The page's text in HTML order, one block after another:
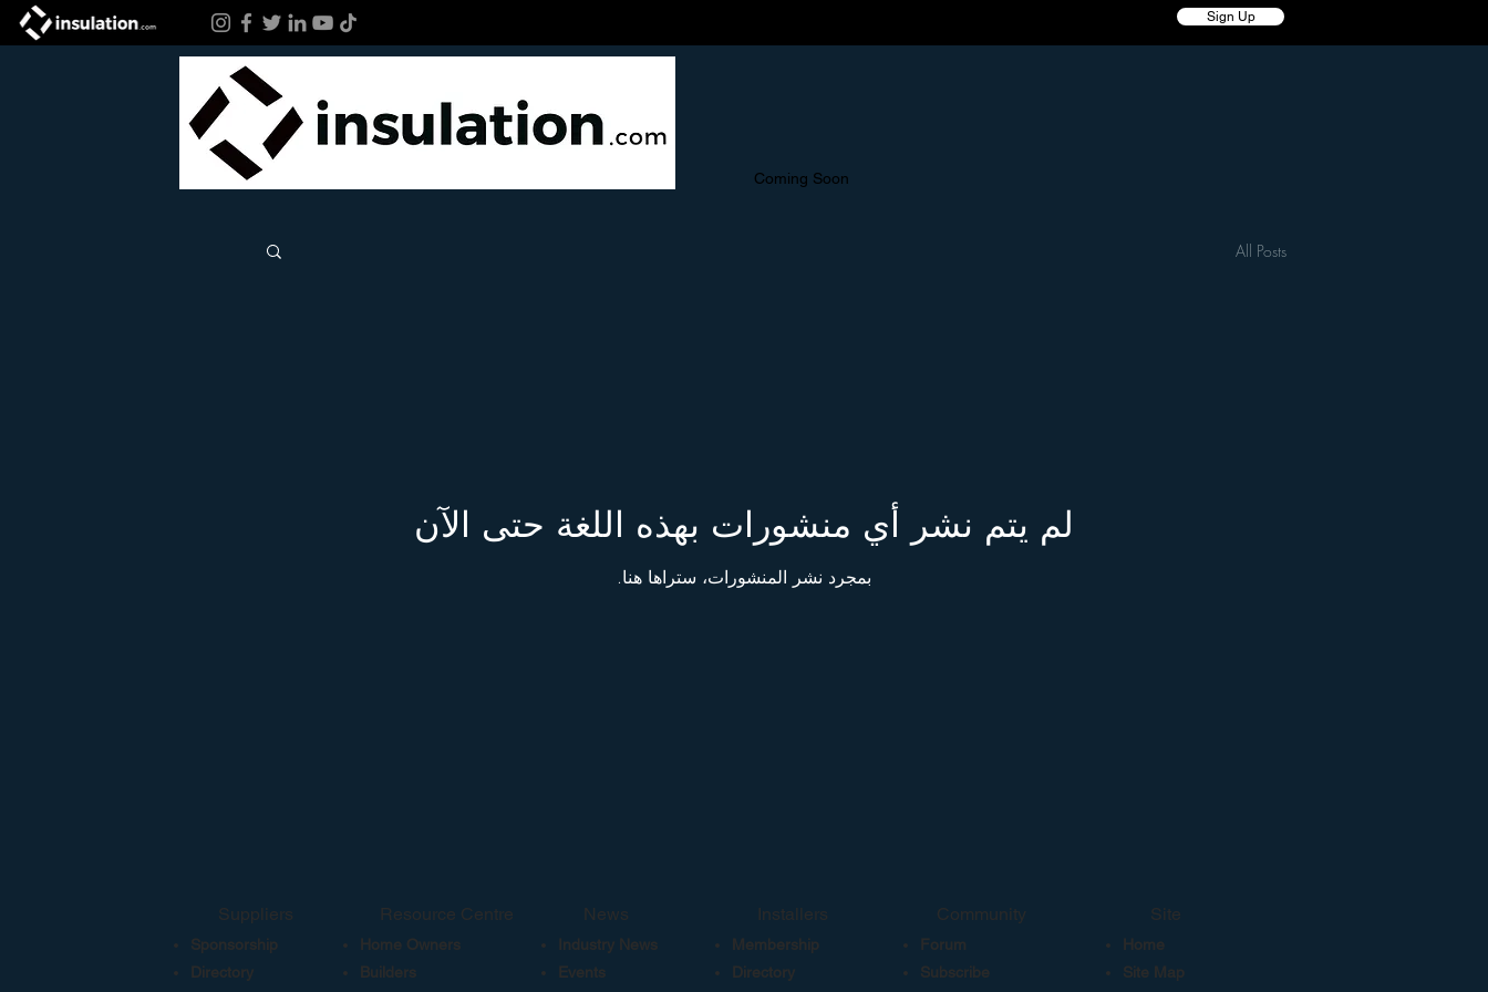
Sign Up
Coming Soon
All Posts
لم يتم نشر أي منشورات بهذه اللغة حتى الآن
بمجرد نشر المنشورات، ستراها هنا.
Suppliers Resource Centre
Sponsorship
Directory
Home Owners
Builders
Installers Community Site
News
Industry News
Membership
Events
Directory
Forum
Home
Subscribe
Site Map